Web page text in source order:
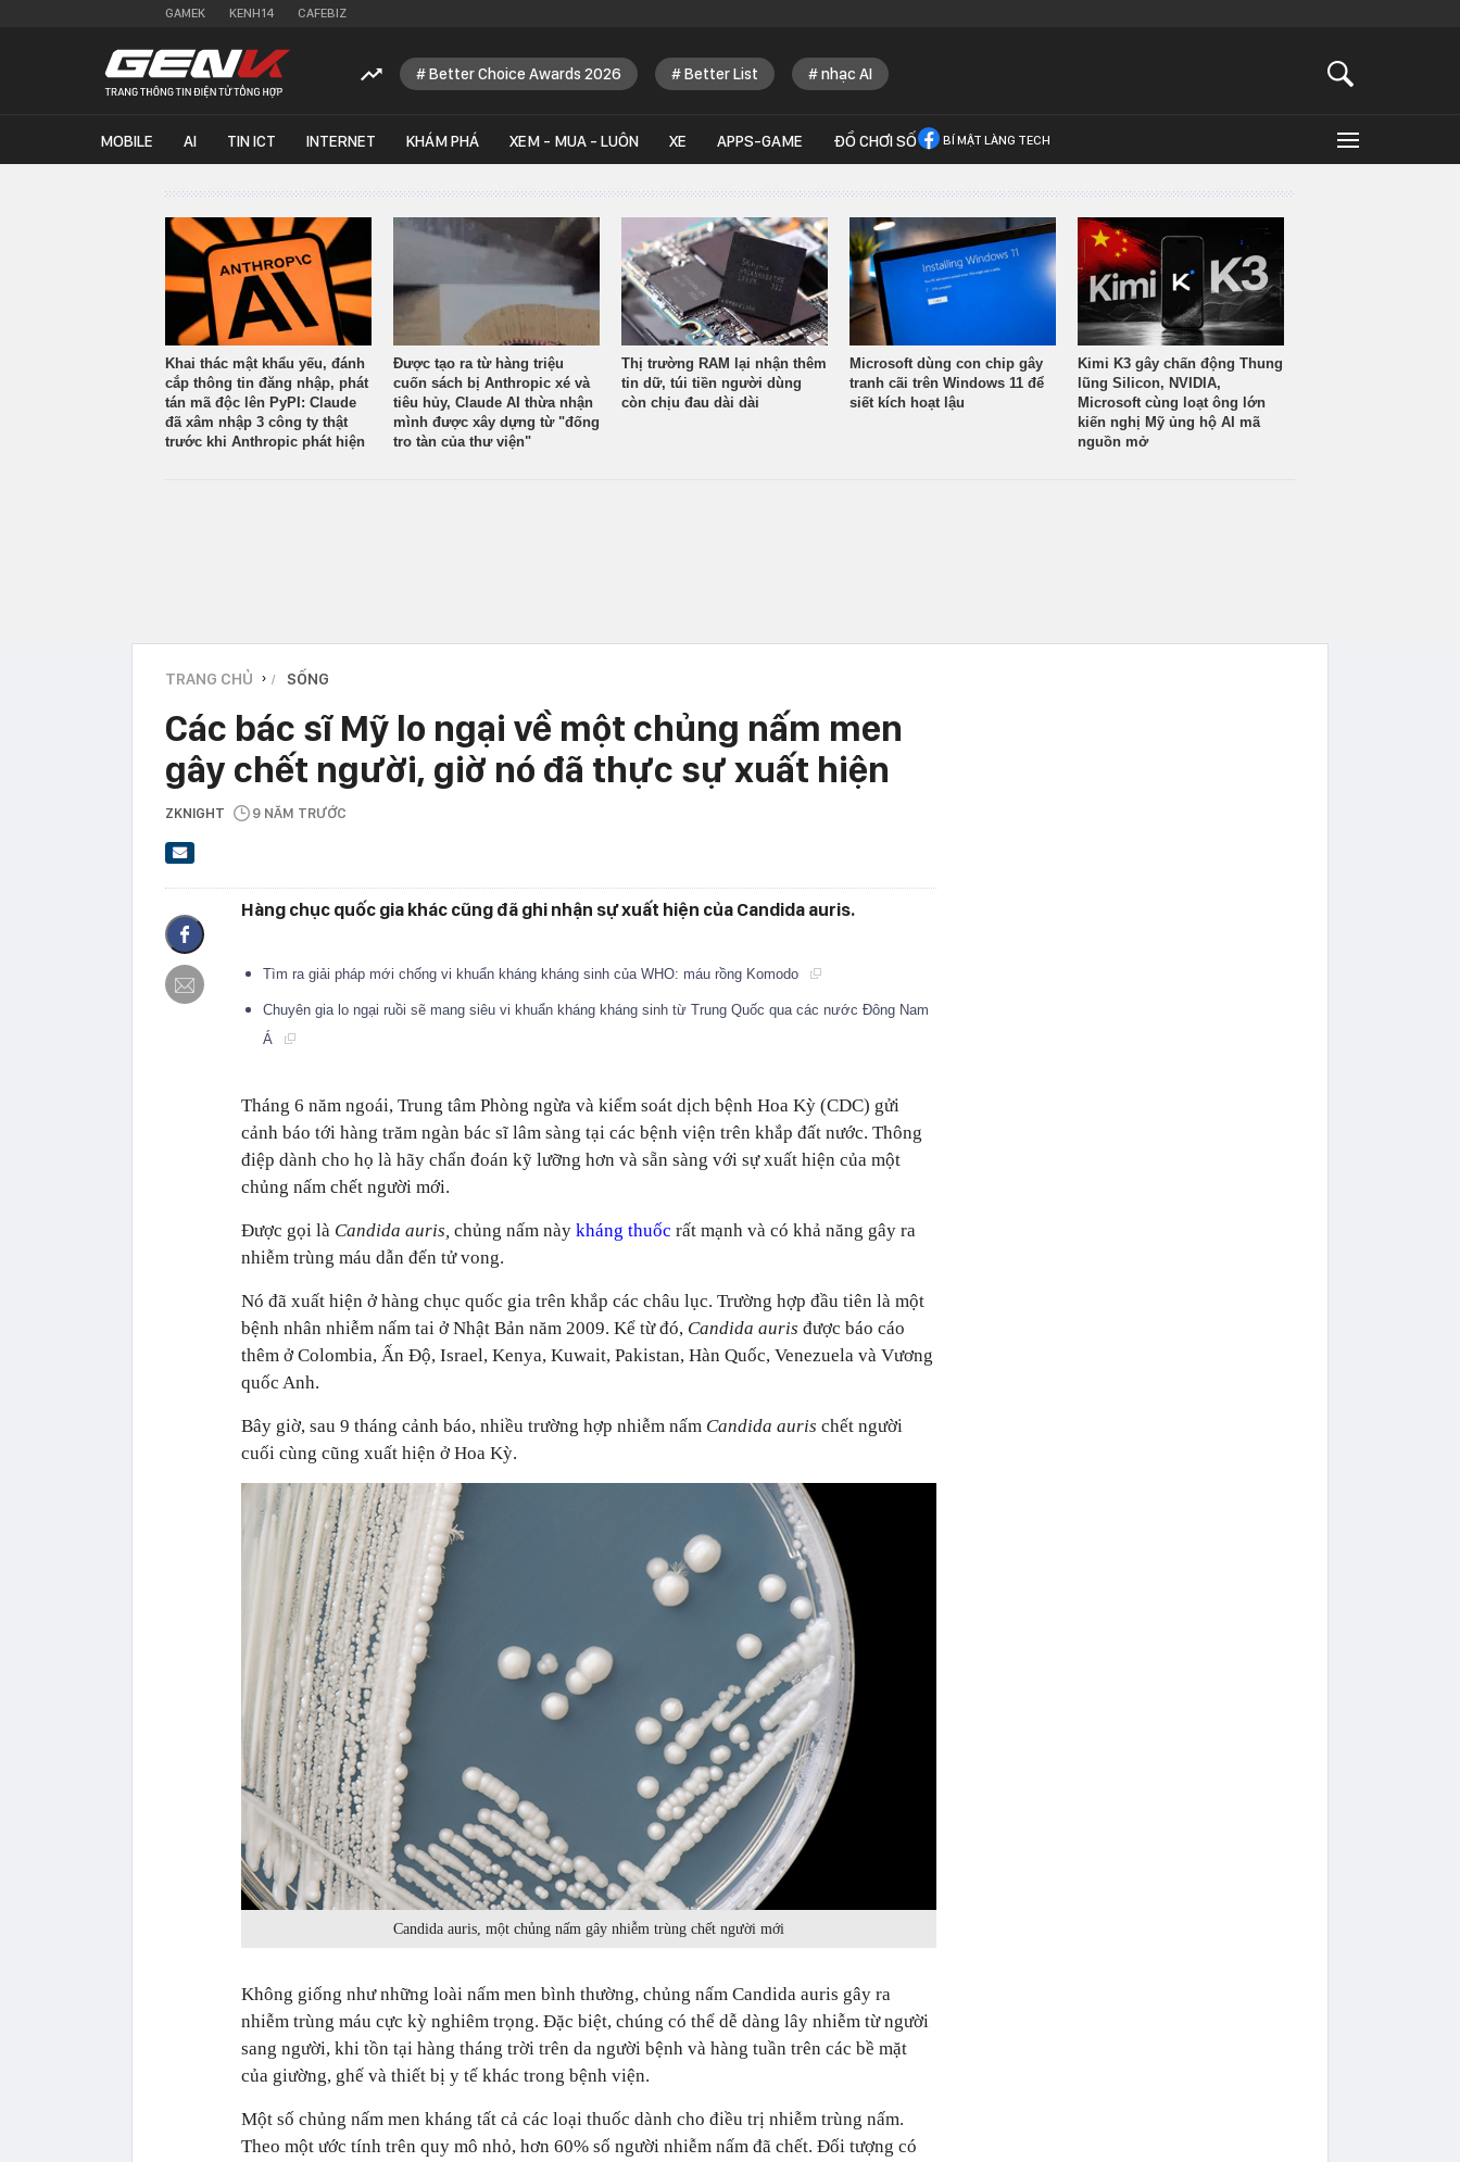
GAMEK KENH14 CAFEBIZ
Better Choice Awards 2026 Better List nhạc AI
MOBILE AI TIN ICT INTERNET KHÁM PHÁ XEM - MUA - LUÔN XE APPS-GAME ĐỒ CHƠI SỐ BÍ MẬT LÀNG TECH
Khai thác mật khẩu yếu, đánh
cắp thông tin đăng nhập, phát
tán mã độc lên PyPI: Claude
đã xâm nhập 3 công ty thật
trước khi Anthropic phát hiện
Được tạo ra từ hàng triệu
cuốn sách bị Anthropic xé và
tiêu hủy, Claude AI thừa nhận
mình được xây dựng từ "đống
tro tàn của thư viện"
Thị trường RAM lại nhận thêm
tin dữ, túi tiền người dùng
còn chịu đau dài dài
Microsoft dùng con chip gây
tranh cãi trên Windows 11 để
siết kích hoạt lậu
Kimi K3 gây chấn động Thung
lũng Silicon, NVIDIA,
Microsoft cùng loạt ông lớn
kiến nghị Mỹ ủng hộ AI mã
nguồn mở
TRANG CHỦ › SỐNG
Các bác sĩ Mỹ lo ngại về một chủng nấm men
gây chết người, giờ nó đã thực sự xuất hiện
ZKNIGHT 9 NĂM TRƯỚC
Hàng chục quốc gia khác cũng đã ghi nhận sự xuất hiện của Candida auris.
Tìm ra giải pháp mới chống vi khuẩn kháng kháng sinh của WHO: máu rồng Komodo
Chuyên gia lo ngại ruồi sẽ mang siêu vi khuẩn kháng kháng sinh từ Trung Quốc qua các nước Đông Nam
Á
Tháng 6 năm ngoái, Trung tâm Phòng ngừa và kiểm soát dịch bệnh Hoa Kỳ (CDC) gửi
cảnh báo tới hàng trăm ngàn bác sĩ lâm sàng tại các bệnh viện trên khắp đất nước. Thông
điệp dành cho họ là hãy chẩn đoán kỹ lưỡng hơn và sẵn sàng với sự xuất hiện của một
chủng nấm chết người mới.
Được gọi là Candida auris, chủng nấm này kháng thuốc rất mạnh và có khả năng gây ra
nhiễm trùng máu dẫn đến tử vong.
Nó đã xuất hiện ở hàng chục quốc gia trên khắp các châu lục. Trường hợp đầu tiên là một
bệnh nhân nhiễm nấm tai ở Nhật Bản năm 2009. Kể từ đó, Candida auris được báo cáo
thêm ở Colombia, Ấn Độ, Israel, Kenya, Kuwait, Pakistan, Hàn Quốc, Venezuela và Vương
quốc Anh.
Bây giờ, sau 9 tháng cảnh báo, nhiều trường hợp nhiễm nấm Candida auris chết người
cuối cùng cũng xuất hiện ở Hoa Kỳ.
Candida auris, một chủng nấm gây nhiễm trùng chết người mới
Không giống như những loài nấm men bình thường, chủng nấm Candida auris gây ra
nhiễm trùng máu cực kỳ nghiêm trọng. Đặc biệt, chúng có thể dễ dàng lây nhiễm từ người
sang người, khi tồn tại hàng tháng trời trên da người bệnh và hàng tuần trên các bề mặt
của giường, ghế và thiết bị y tế khác trong bệnh viện.
Một số chủng nấm men kháng tất cả các loại thuốc dành cho điều trị nhiễm trùng nấm.
Theo một ước tính trên quy mô nhỏ, hơn 60% số người nhiễm nấm đã chết. Đối tượng có